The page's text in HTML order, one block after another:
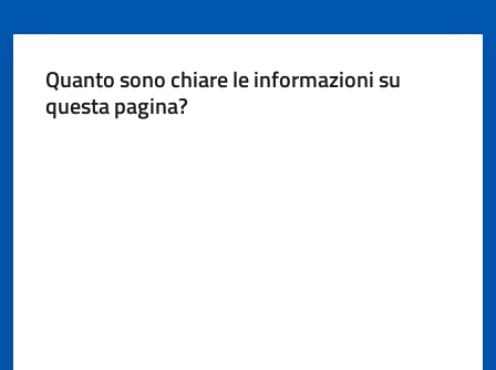
Seguici
Quanto sono chiare le informazioni su
questa pagina?